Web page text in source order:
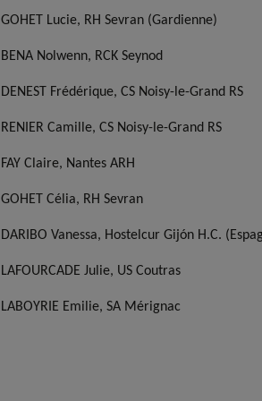
GOHET Lucie, RH Sevran (Gardienne)
BENA Nolwenn, RCK Seynod
DENEST Frédérique, CS Noisy-le-Grand RS
RENIER Camille, CS Noisy-le-Grand RS
FAY Claire, Nantes ARH
GOHET Célia, RH Sevran
DARIBO Vanessa, Hostelcur Gijón H.C.
LAFOURCADE Julie, US Coutras
LABOYRIE Emilie, SA Mérignac